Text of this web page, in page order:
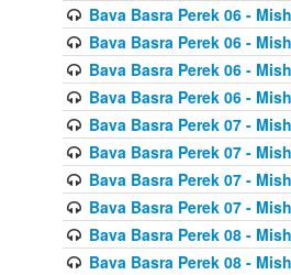
Bava Basra Perek 06 -
Bava Basra Perek 06 -
Bava Basra Perek 06 -
Bava Basra Perek 06 -
Bava Basra Perek 07 -
Bava Basra Perek 07 -
Bava Basra Perek 07 -
Bava Basra Perek 07 -
Bava Basra Perek 08 -
Bava Basra Perek 08 -